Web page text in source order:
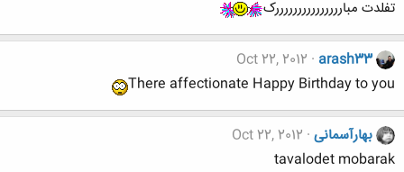
تفلدت مبارررررررررررررررک
arash33
Oct 22, 2012
There affectionate Happy Birthday to you
بهارآسمانی Oct 22, 2012
tavalodet mobarak